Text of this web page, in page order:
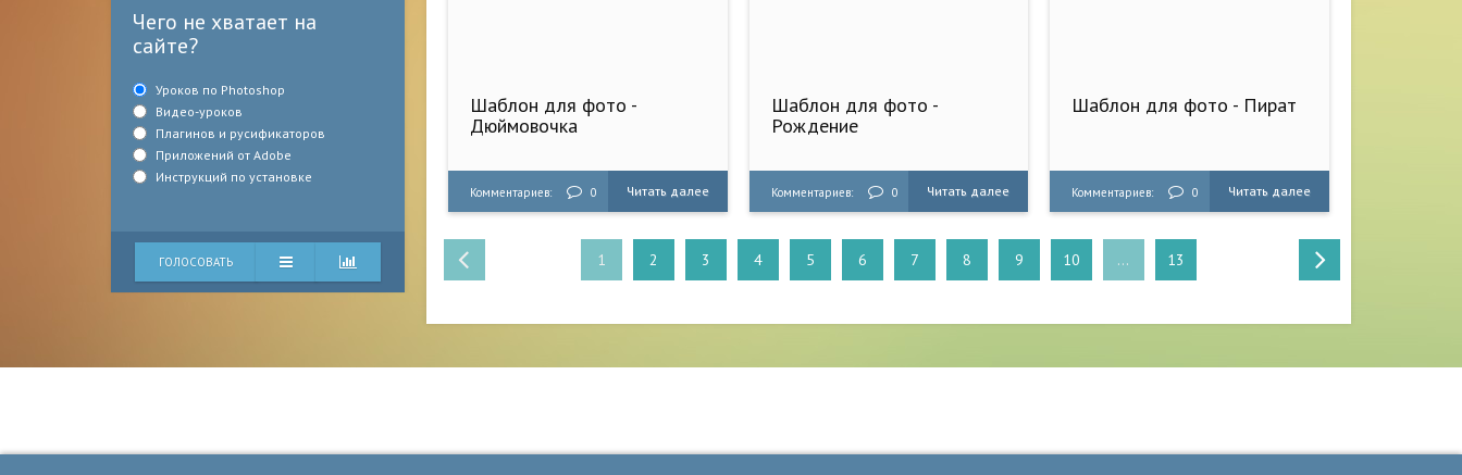
Чего не хватает на
сайте?
Уроков по Photoshop
Видео-уроков
Плагинов и русификаторов
Приложений от Adobe
Инструкций по установке
ГОЛОСОВАТЬ
Шаблон для фото -
Дюймовочка
Комментариев: 0 Читать далее
Шаблон для фото -
Рождение
Комментариев: 0 Читать далее
Шаблон для фото - Пират
Комментариев: 0 Читать далее
1 2 3 4 5 6 7 8 9 10 ... 13